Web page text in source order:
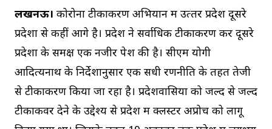
लखनऊ। कोरोना टीकाकरण अभियान में उत्‍तर प्रदेश दूसरे
प्रदेशों से कहीं आगे है। प्रदेश ने सर्वाधिक टीकाकरण कर दूसरे
प्रदेशों के समक्ष एक नजीर पेश की है। सीएम योगी
आदित्‍यनाथ के निर्देशानुसार एक सधी रणनीति के तहत तेजी
से टीकाकरण किया जा रहा है। प्रदेशवासियों को जल्‍द से जल्‍द
टीकाकवर देने के उद्देश्‍य से प्रदेश में क्लस्टर अप्रोच को लागू